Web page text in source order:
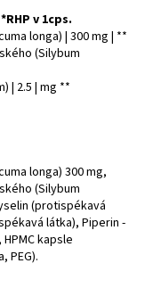
v 1cps.
longa) | 300 mg | **
(Silybum
| 2.5 | mg **
longa) 300 mg,
(Silybum
(protispékavá
látka), Piperin -
kapsle
PEG).